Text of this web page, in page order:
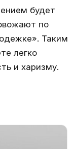
будет
по
Таким
легко
и харизму.